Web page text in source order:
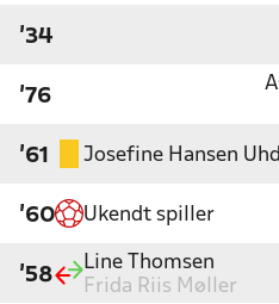
'34
'76
'61 Josefine Hansen Uhd
'60 Ukendt spiller
'58
Line Thomsen
Frida Riis Møller